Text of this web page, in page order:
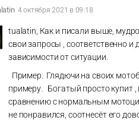
4 октября 2021 в 09:18
tualatin, Как и писали выше,
свои запросы , соответственно
зависимости от ситуации.
Пример. Глядючи на своих
примеру. Богатый просто купит ,
сравнению с нормальным
не понравился, соотнесёт его